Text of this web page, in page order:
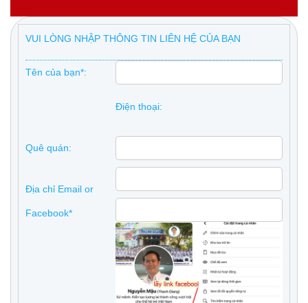
VUI LÒNG NHẬP THÔNG TIN LIÊN HỆ CỦA BẠN
Tên của bạn*:
Điện thoại:
Quê quán:
Địa chỉ Email or
Facebook*